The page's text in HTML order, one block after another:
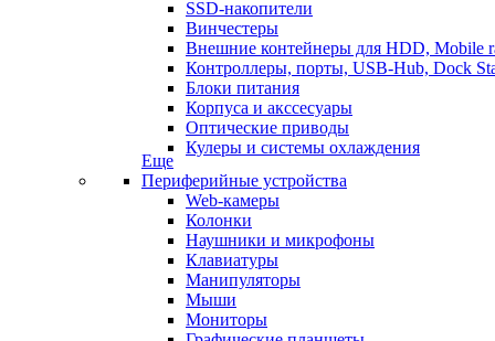
SSD-накопители
Винчестеры
Внешние контейнеры для HDD, Mobile
Контроллеры, порты, USB-Hub, Dock
Блоки питания
Корпуса и акссесуары
Оптические приводы
Кулеры и системы охлаждения
Еще
Периферийные устройства
Web-камеры
Колонки
Наушники и микрофоны
Клавиатуры
Манипуляторы
Мыши
Мониторы